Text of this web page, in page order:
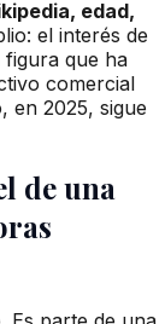
edad,
el interés de
figura que ha
comercial
en 2025, sigue
de una